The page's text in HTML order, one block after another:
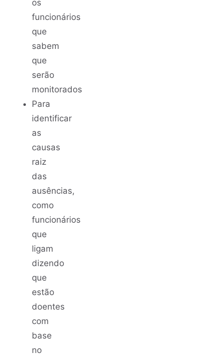
os
funcionários
que
sabem
que
serão
monitorados
Para
identificar
as
causas
raiz
das
ausências,
como
funcionários
que
ligam
dizendo
que
estão
doentes
com
base
no